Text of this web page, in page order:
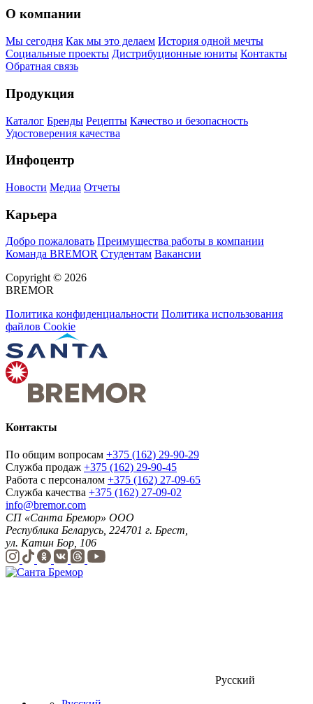
О компании
Мы сегодня Как мы это делаем История одной мечты
Социальные проекты Дистрибуционные юниты Контакты
Обратная связь
Продукция
Каталог Бренды Рецепты Качество и безопасность
Удостоверения качества
Инфоцентр
Новости Медиа Отчеты
Карьера
Добро пожаловать Преимущества работы в компании
Команда BREMOR Студентам Вакансии
Copyright © 2026
BREMOR
Политика конфиденциальности Политика использования
файлов Cookie
Контакты
По общим вопросам +375 (162) 29-90-29
Служба продаж +375 (162) 29-90-45
Работа с персоналом +375 (162) 27-09-65
Служба качества +375 (162) 27-09-02
info@bremor.com
СП «Санта Бремор» ООО
Республика Беларусь, 224701 г. Брест,
ул. Катин Бор, 106
Русский